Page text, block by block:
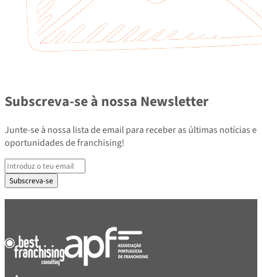
Subscreva-se à nossa Newsletter
Junte-se à nossa lista de email para receber as últimas notícias e
oportunidades de franchising!
Subscreva-se